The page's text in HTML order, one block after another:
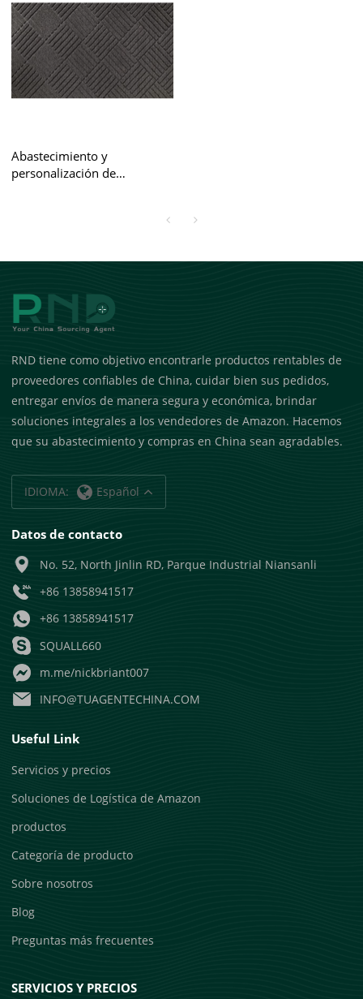
Abastecimiento y
personalización de
RND tiene como objetivo encontrarle productos rentables de
proveedores confiables de China, cuidar bien sus pedidos,
entregar envíos de manera segura y económica, brindar
soluciones integrales a los vendedores de Amazon. Hacemos
que su abastecimiento y compras en China sean agradables.
IDIOMA: Español
Datos de contacto
No. 52, North Jinlin RD, Parque Industrial Niansanli
+86 13858941517
+86 13858941517
SQUALL660
m.me/nickbriant007
INFO@TUAGENTECHINA.COM
Useful Link
Servicios y precios
Soluciones de Logística de Amazon
productos
Categoría de producto
Sobre nosotros
Blog
Preguntas más frecuentes
SERVICIOS Y PRECIOS